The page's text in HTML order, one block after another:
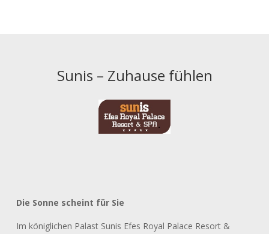
Sunis – Zuhause fühlen
Die Sonne scheint für Sie
Im königlichen Palast Sunis Efes Royal Palace Resort &